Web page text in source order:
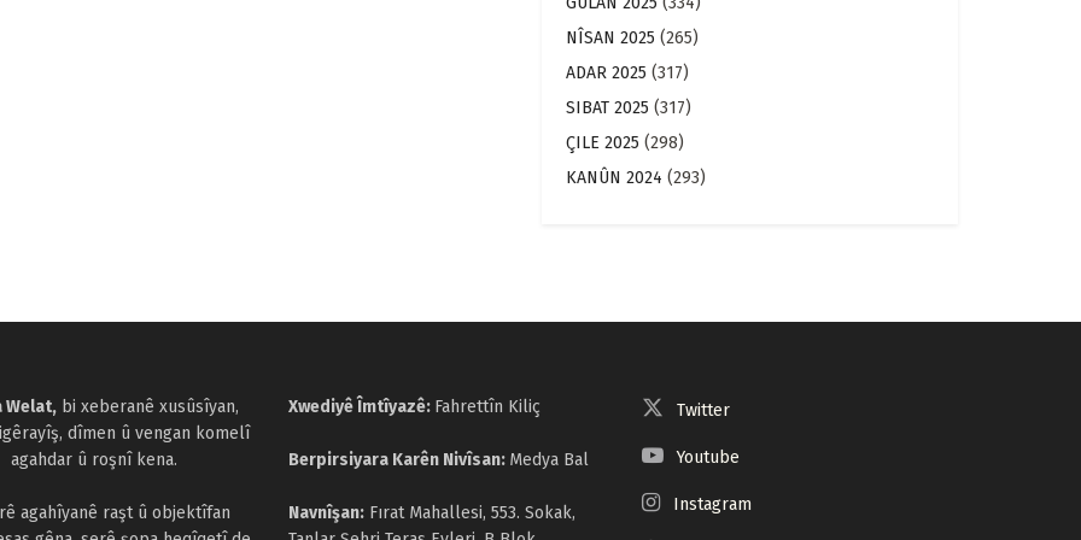
NÎSAN 2025 (265)
ADAR 2025 (317)
SIBAT 2025 (317)
ÇILE 2025 (298)
KANÛN 2024 (293)
Welat,bi xeberanê xusûsîyan,
dîmen û vengan komelî
agahdar û roşnî kena.
agahîyanê raşt û objektîfan
Xwediyê Îmtîyazê: Fahrettîn Kiliç
Berpirsiyara Karên Nivîsan: Medya Bal
Navnîşan: Fırat Mahallesi, 553. Sokak,
Twitter
Youtube
Instagram